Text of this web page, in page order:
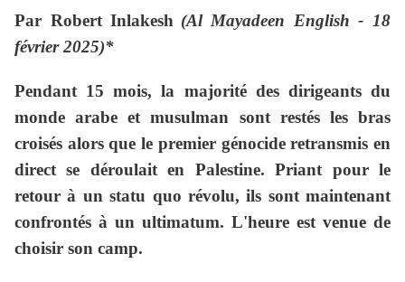
Par Robert Inlakesh (Al Mayadeen English - 18
février 2025)*
Pendant 15 mois, la majorité des dirigeants du
monde arabe et musulman sont restés les bras
croisés alors que le premier génocide retransmis en
direct se déroulait en Palestine. Priant pour le
retour à un statu quo révolu, ils sont maintenant
confrontés à un ultimatum. L'heure est venue de
choisir son camp.